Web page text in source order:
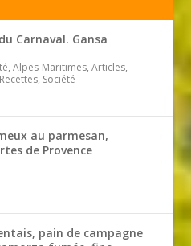
Carnaval. Gansa
Alpes-Maritimes, Articles,
Société
au parmesan,
de Provence
pain de campagne